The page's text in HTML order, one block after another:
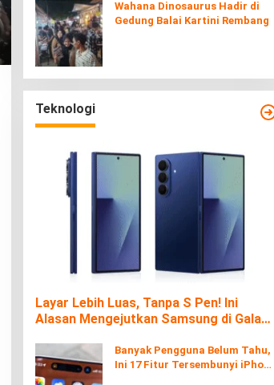
Wahana Dinosaurus Hadir di
Gedung Balai Kartini Rembang
Teknologi
Layar Lebih Luas, Tanpa S Pen! Ini
Alasan Mengejutkan Samsung di Galaxy
Banyak Pengguna Belum Tahu,
Ini 17 Fitur Tersembunyi iPhone